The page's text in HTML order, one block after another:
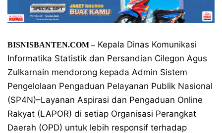
BISNISBANTEN.COM –Kepala Dinas Komunikasi
Informatika Statistik dan Persandian Cilegon Agus
Zulkarnain mendorong kepada Admin Sistem
Pengelolaan Pengaduan Pelayanan Publik Nasional
(SP4N)–Layanan Aspirasi dan Pengaduan Online
Rakyat (LAPOR) di setiap Organisasi Perangkat
Daerah (OPD) untuk lebih responsif terhadap